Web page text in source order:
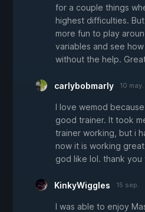
for a couple things
highest difficulties.
more fun to play
variables and see
without the help.
carlybobmarly 10 may.
I love wemod
good trainer. It took
trainer working, but i
now it is working
god like lol. thank
KinkyWiggles 15 sep.
I was able to enjoy